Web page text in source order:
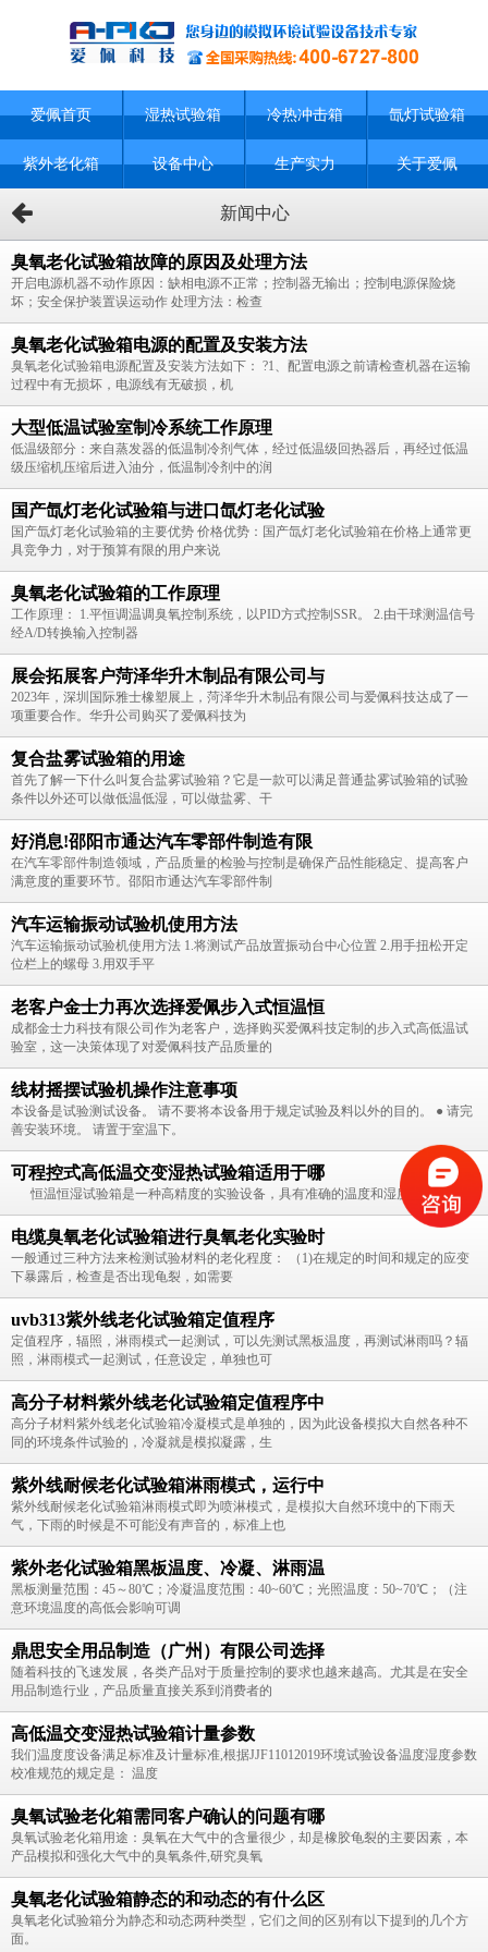
爱佩首页 湿热试验箱 冷热冲击箱 氙灯试验箱
紫外老化箱 设备中心 生产实力 关于爱佩
新闻中心
臭氧老化试验箱故障的原因及处理方法
开启电源机器不动作原因：缺相电源不正常；控制器无输出；控制电源保险烧
坏；安全保护装置误运动作 处理方法：检查
臭氧老化试验箱电源的配置及安装方法
臭氧老化试验箱电源配置及安装方法如下： ?1、配置电源之前请检查机器在运输
过程中有无损坏，电源线有无破损，机
大型低温试验室制冷系统工作原理
低温级部分：来自蒸发器的低温制冷剂气体，经过低温级回热器后，再经过低温
级压缩机压缩后进入油分，低温制冷剂中的润
国产氙灯老化试验箱与进口氙灯老化试验
国产氙灯老化试验箱的主要优势 价格优势：国产氙灯老化试验箱在价格上通常更
具竞争力，对于预算有限的用户来说
臭氧老化试验箱的工作原理
工作原理： 1.平恒调温调臭氧控制系统，以PID方式控制SSR。 2.由干球测温信号
经A/D转换输入控制器
展会拓展客户菏泽华升木制品有限公司与
2023年，深圳国际雅士橡塑展上，菏泽华升木制品有限公司与爱佩科技达成了一
项重要合作。华升公司购买了爱佩科技为
复合盐雾试验箱的用途
首先了解一下什么叫复合盐雾试验箱？它是一款可以满足普通盐雾试验箱的试验
条件以外还可以做低温低湿，可以做盐雾、干
好消息!邵阳市通达汽车零部件制造有限
在汽车零部件制造领域，产品质量的检验与控制是确保产品性能稳定、提高客户
满意度的重要环节。邵阳市通达汽车零部件制
汽车运输振动试验机使用方法
汽车运输振动试验机使用方法 1.将测试产品放置振动台中心位置 2.用手扭松开定
位栏上的螺母 3.用双手平
老客户金士力再次选择爱佩步入式恒温恒
成都金士力科技有限公司作为老客户，选择购买爱佩科技定制的步入式高低温试
验室，这一决策体现了对爱佩科技产品质量的
线材摇摆试验机操作注意事项
本设备是试验测试设备。 请不要将本设备用于规定试验及料以外的目的。 ● 请完
善安装环境。 请置于室温下。
可程控式高低温交变湿热试验箱适用于哪
恒温恒湿试验箱是一种高精度的实验设备，具有准确的温度和湿度控制系统，
电缆臭氧老化试验箱进行臭氧老化实验时
一般通过三种方法来检测试验材料的老化程度： （1)在规定的时间和规定的应变
下暴露后，检查是否出现龟裂，如需要
uvb313紫外线老化试验箱定值程序
定值程序，辐照，淋雨模式一起测试，可以先测试黑板温度，再测试淋雨吗？辐
照，淋雨模式一起测试，任意设定，单独也可
高分子材料紫外线老化试验箱定值程序中
高分子材料紫外线老化试验箱冷凝模式是单独的，因为此设备模拟大自然各种不
同的环境条件试验的，冷凝就是模拟凝露，生
紫外线耐候老化试验箱淋雨模式，运行中
紫外线耐候老化试验箱淋雨模式即为喷淋模式，是模拟大自然环境中的下雨天
气，下雨的时候是不可能没有声音的，标准上也
紫外老化试验箱黑板温度、冷凝、淋雨温
黑板测量范围：45～80℃；冷凝温度范围：40~60℃；光照温度：50~70℃；（注
意环境温度的高低会影响可调
鼎思安全用品制造（广州）有限公司选择
随着科技的飞速发展，各类产品对于质量控制的要求也越来越高。尤其是在安全
用品制造行业，产品质量直接关系到消费者的
高低温交变湿热试验箱计量参数
我们温度度设备满足标准及计量标准,根据JJF11012019环境试验设备温度湿度参数
校准规范的规定是： 温度
臭氧试验老化箱需同客户确认的问题有哪
臭氧试验老化箱用途：臭氧在大气中的含量很少，却是橡胶龟裂的主要因素，本
产品模拟和强化大气中的臭氧条件,研究臭氧
臭氧老化试验箱静态的和动态的有什么区
臭氧老化试验箱分为静态和动态两种类型，它们之间的区别有以下提到的几个方
面。